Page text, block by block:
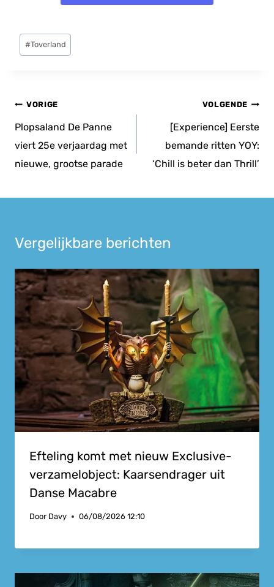
Bericht
tags:
#Toverland
Bericht
navigatie
VORIGE
Plopsaland De Panne
viert 25e verjaardag met
nieuwe, grootse parade
VOLGENDE
[Experience] Eerste
bemande ritten YOY:
‘Chill is beter dan Thrill’
Vergelijkbare berichten
Efteling komt met nieuw Exclusive-
verzamelobject: Kaarsendrager uit
Danse Macabre
Door Davy 06/08/2026 12:10